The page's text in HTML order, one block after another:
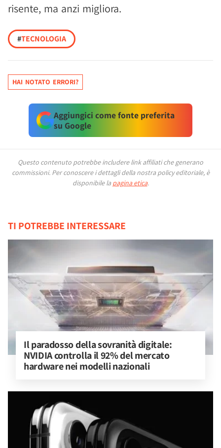
risente, ma anzi migliora.
#TECNOLOGIA
HAI NOTATO ERRORI?
Aggiungici come fonte preferita
su Google
Questo contenuto potrebbe includere link affiliati che generano
commissioni. Per conoscere i dettagli della nostra policy editoriale, è
disponibile la pagina etica.
TI POTREBBE INTERESSARE
Il paradosso della sovranità digitale:
NVIDIA controlla il 92% del mercato
hardware nei modelli nazionali